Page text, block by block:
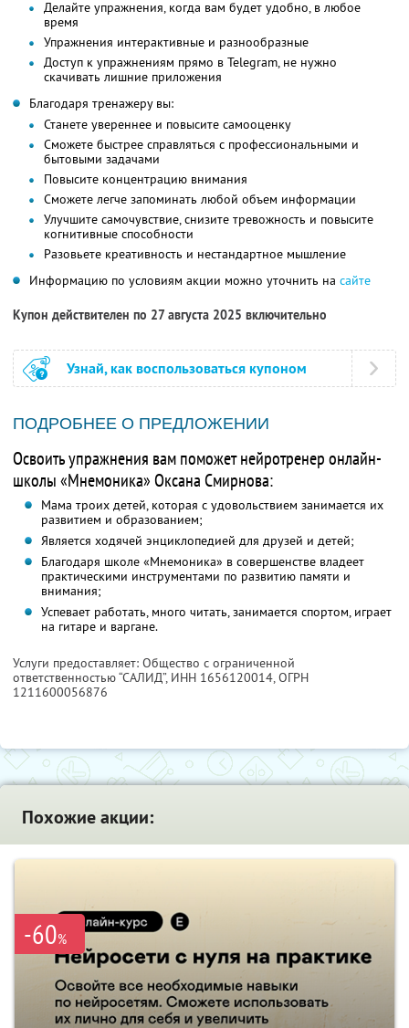
Делайте упражнения, когда вам будет удобно, в любое
время
Упражнения интерактивные и разнообразные
Доступ к упражнениям прямо в Telegram, не нужно
скачивать лишние приложения
Благодаря тренажеру вы:
Станете увереннее и повысите самооценку
Сможете быстрее справляться с профессиональными и
бытовыми задачами
Повысите концентрацию внимания
Сможете легче запоминать любой объем информации
Улучшите самочувствие, снизите тревожность и повысите
когнитивные способности
Разовьете креативность и нестандартное мышление
Информацию по условиям акции можно уточнить на сайте
Купон действителен по 27 августа 2025 включительно
Узнай, как воспользоваться купоном
ПОДРОБНЕЕ О ПРЕДЛОЖЕНИИ
Освоить упражнения вам поможет нейротренер онлайн-
школы «Мнемоника» Оксана Смирнова:
Мама троих детей, которая с удовольствием занимается их
развитием и образованием;
Является ходячей энциклопедией для друзей и детей;
Благодаря школе «Мнемоника» в совершенстве владеет
практическими инструментами по развитию памяти и
внимания;
Успевает работать, много читать, занимается спортом, играет
на гитаре и варгане.
Услуги предоставляет: Общество с ограниченной
ответственностью “САЛИД”, ИНН 1656120014, ОГРН
1211600056876
Похожие акции:
-60%